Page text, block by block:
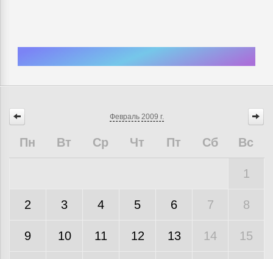
Февраль 2009 г.
Пн Вт Ср Чт Пт Сб Вс
1
2 3 4 5 6 7 8
9 10 11 12 13 14 15